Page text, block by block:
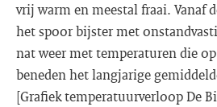
vrij warm en meestal fraai. Vanaf
het spoor bijster met
nat weer met temperaturen die
beneden het langjarige
[Grafiek temperatuurverloop De